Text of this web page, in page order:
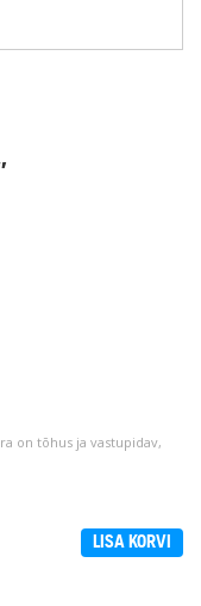
on tõhus ja vastupidav,
LISA KORVI